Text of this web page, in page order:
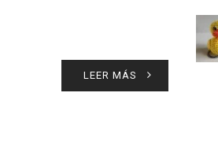
LEER MÁS